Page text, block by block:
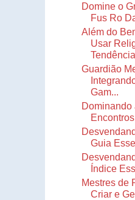
Domine o
Fus Ro
Além do
Usar
Guardião
Gam...
Dominando
Guia
Índice
Mestres de
Criar e